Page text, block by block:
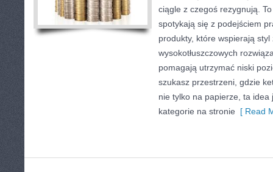
ciągle z czegoś rezygnują.
spotykają się z podejściem
produkty, które wspierają
wysokotłuszczowych
pomagają utrzymać niski
szukasz przestrzeni, gdzie
nie tylko na papierze, ta idea
kategorie na stronie [ Read